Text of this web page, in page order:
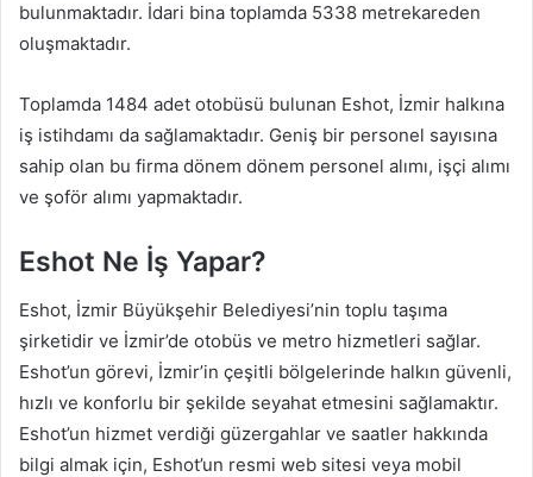
bulunmaktadır. İdari bina toplamda 5338 metrekareden
oluşmaktadır.
Toplamda 1484 adet otobüsü bulunan Eshot, İzmir halkına
iş istihdamı da sağlamaktadır. Geniş bir personel sayısına
sahip olan bu firma dönem dönem personel alımı, işçi alımı
ve şoför alımı yapmaktadır.
Eshot Ne İş Yapar?
Eshot, İzmir Büyükşehir Belediyesi’nin toplu taşıma
şirketidir ve İzmir’de otobüs ve metro hizmetleri sağlar.
Eshot’un görevi, İzmir’in çeşitli bölgelerinde halkın güvenli,
hızlı ve konforlu bir şekilde seyahat etmesini sağlamaktır.
Eshot’un hizmet verdiği güzergahlar ve saatler hakkında
bilgi almak için, Eshot’un resmi web sitesi veya mobil